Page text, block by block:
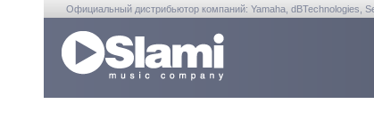
Официальный дистрибьютор компаний: Yamaha, dBTechnologies,